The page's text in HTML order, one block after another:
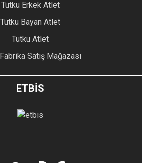
Tutku Erkek Atlet
Tutku Bayan Atlet
Tutku Atlet
Satış Mağazası
ETBİS